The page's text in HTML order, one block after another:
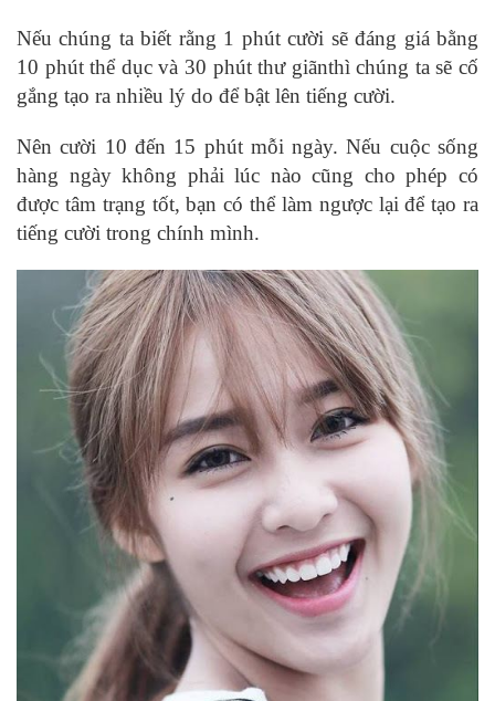
Nếu chúng ta biết rằng 1 phút cười sẽ đáng giá bằng
10 phút thể dục và 30 phút thư giãnthì chúng ta sẽ cố
gắng tạo ra nhiều lý do để bật lên tiếng cười.
Nên cười 10 đến 15 phút mỗi ngày. Nếu cuộc sống
hàng ngày không phải lúc nào cũng cho phép có
được tâm trạng tốt, bạn có thể làm ngược lại để tạo ra
tiếng cười trong chính mình.